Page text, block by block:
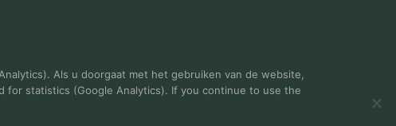
Als u doorgaat met het gebruiken van de website,
for statistics (Google Analytics). If you continue to use the